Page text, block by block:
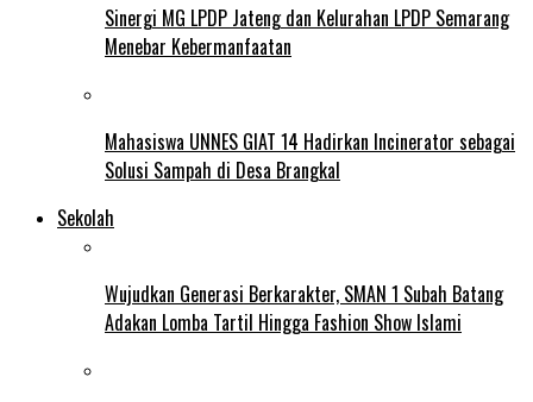
Sinergi MG LPDP Jateng dan Kelurahan LPDP Semarang
Menebar Kebermanfaatan
Mahasiswa UNNES GIAT 14 Hadirkan Incinerator sebagai
Solusi Sampah di Desa Brangkal
Sekolah
Wujudkan Generasi Berkarakter, SMAN 1 Subah Batang
Adakan Lomba Tartil Hingga Fashion Show Islami